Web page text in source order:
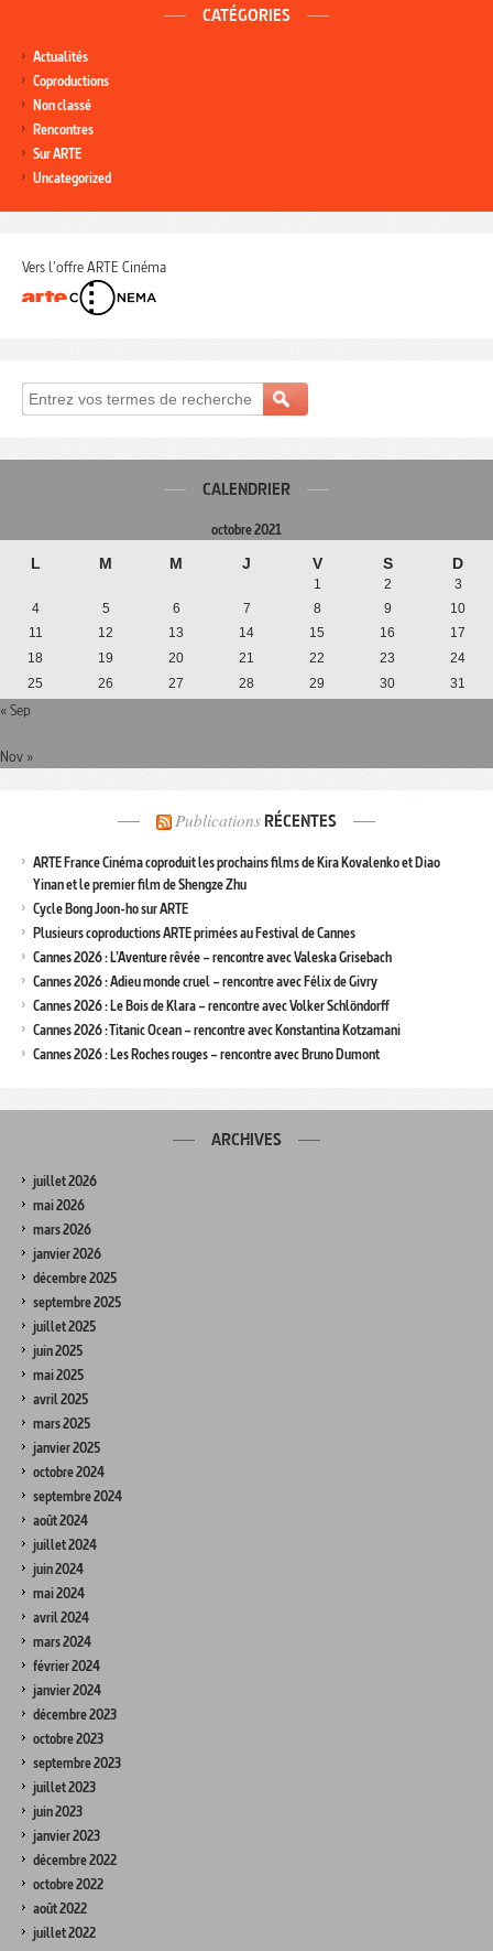
CATÉGORIES
Actualités
Coproductions
Non classé
Rencontres
Sur ARTE
Uncategorized
Vers l'offre ARTE Cinéma
CALENDRIER
octobre 2021
L M M J V S D
1 2
3
4
5 6 7 8 9
10
11
12 13 14 15 16
17
18
19 20 21 22 23
24
25
26 27 28 29 30 31
« Sep
Nov »
Publications RÉCENTES
ARTE France Cinéma coproduit les prochains films de Kira Kovalenko et Diao
Yinan et le premier film de Shengze Zhu
Cycle Bong Joon-ho sur ARTE
Plusieurs coproductions ARTE primées au Festival de Cannes
Cannes 2026 : L’Aventure rêvée – rencontre avec Valeska Grisebach
Cannes 2026 : Adieu monde cruel – rencontre avec Félix de Givry
Cannes 2026 : Le Bois de Klara – rencontre avec Volker Schlöndorff
Cannes 2026 : Titanic Ocean – rencontre avec Konstantina Kotzamani
Cannes 2026 : Les Roches rouges – rencontre avec Bruno Dumont
ARCHIVES
juillet 2026
mai 2026
mars 2026
janvier 2026
décembre 2025
septembre 2025
juillet 2025
juin 2025
mai 2025
avril 2025
mars 2025
janvier 2025
octobre 2024
septembre 2024
août 2024
juillet 2024
juin 2024
mai 2024
avril 2024
mars 2024
février 2024
janvier 2024
décembre 2023
octobre 2023
septembre 2023
juillet 2023
juin 2023
janvier 2023
décembre 2022
octobre 2022
août 2022
juillet 2022